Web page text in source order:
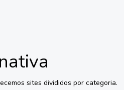
sites divididos por categoria.